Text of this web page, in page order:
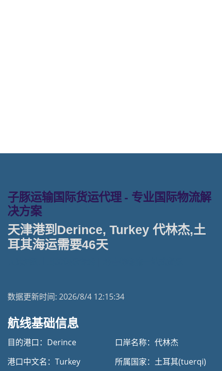
子豚运输国际货运代理 - 专业国际物流解
决方案
天津港到Derince, Turkey 代林杰,土
耳其海运需要46天
数据更新时间: 2026/8/4 12:15:34
航线基础信息
目的港口：Derince
港口中文名：Turkey
口岸名称：代林杰
所属国家：土耳其(tuerqi)